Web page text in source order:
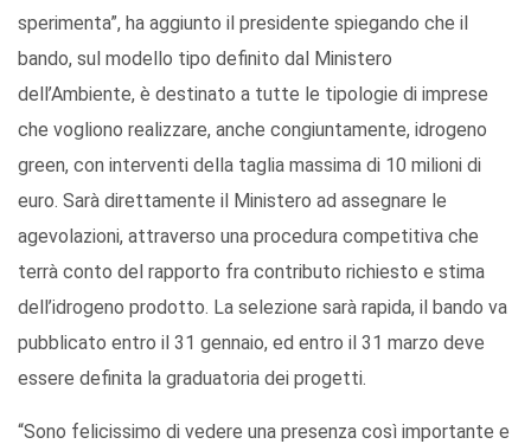
sperimenta”, ha aggiunto il presidente spiegando che il
bando, sul modello tipo definito dal Ministero
dell’Ambiente, è destinato a tutte le tipologie di imprese
che vogliono realizzare, anche congiuntamente, idrogeno
green, con interventi della taglia massima di 10 milioni di
euro. Sarà direttamente il Ministero ad assegnare le
agevolazioni, attraverso una procedura competitiva che
terrà conto del rapporto fra contributo richiesto e stima
dell’idrogeno prodotto. La selezione sarà rapida, il bando va
pubblicato entro il 31 gennaio, ed entro il 31 marzo deve
essere definita la graduatoria dei progetti.
“Sono felicissimo di vedere una presenza così importante e